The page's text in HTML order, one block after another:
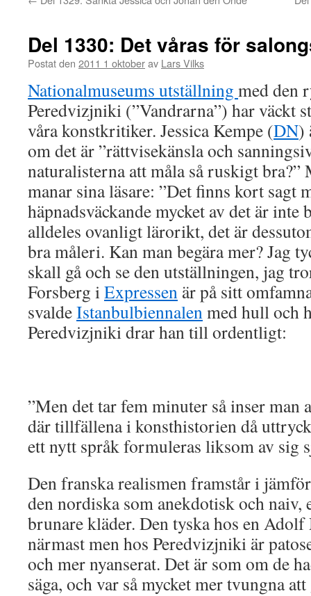
Del 1330: Det våras för
Postat den 2011 1 oktoberav Lars Vilks
Nationalmuseums utställning med den
Peredvizjniki (”Vandrarna”) har väckt
våra konstkritiker. Jessica Kempe (DN)
om det är ”rättvisekänsla och
naturalisterna att måla så ruskigt
manar sina läsare: ”Det finns kort sagt
häpnadsväckande mycket av det är inte
alldeles ovanligt lärorikt, det är
bra måleri. Kan man begära mer? Jag
skall gå och se den utställningen, jag
Forsberg iExpressen är på sitt
svaldeIstanbulbiennalenmed hull och
Peredvizjniki drar han till ordentligt:
”Men det tar fem minuter så inser man
där tillfällena i konsthistorien då
ett nytt språk formuleras liksom av sig
Den franska realismen framstår i
den nordiska som anekdotisk och naiv,
brunare kläder. Den tyska hos en
närmast men hos Peredvizjniki är
och mer nyanserat. Det är som om de
säga, och var så mycket mer tvungna